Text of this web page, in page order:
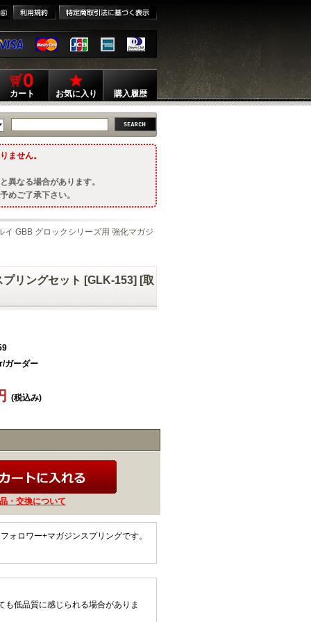
0
カート お気に入り 購入履歴
ません。
異なる場合があります。
めご了承下さい。
イ GBB グロックシリーズ用 強化マガジ
リングセット [GLK-153] [取
ガーダー
(税込み)
・交換について
ォロワー+マガジンスプリングです。
低品質に感じられる場合がありま